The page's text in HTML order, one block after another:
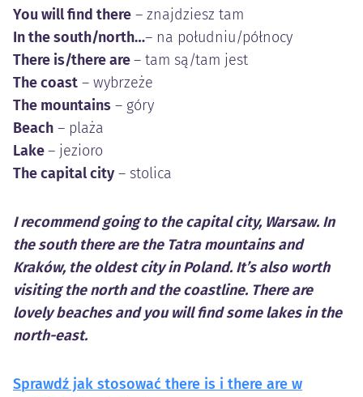
You will find there – znajdziesz tam
In the south/north…– na południu/północy
There is/there are– tam są/tam jest
The coast – wybrzeże
The mountains – góry
Beach – plaża
Lake– jezioro
The capital city – stolica
I recommend going to the capital city, Warsaw. In
the south there are the Tatra mountains and
Kraków, the oldest city in Poland. It’s also worth
visiting the north and the coastline. There are
lovely beaches and you will find some lakes in the
north-east.
Sprawdź jak stosować there is i there are w